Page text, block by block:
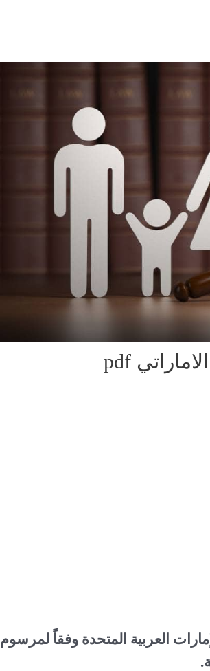
2023 هو ما أصدرته الإمارات العربية المتحدة وفقاً لمرسوم